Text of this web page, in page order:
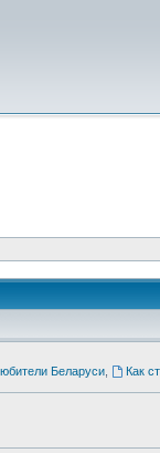
Беларуси, Как